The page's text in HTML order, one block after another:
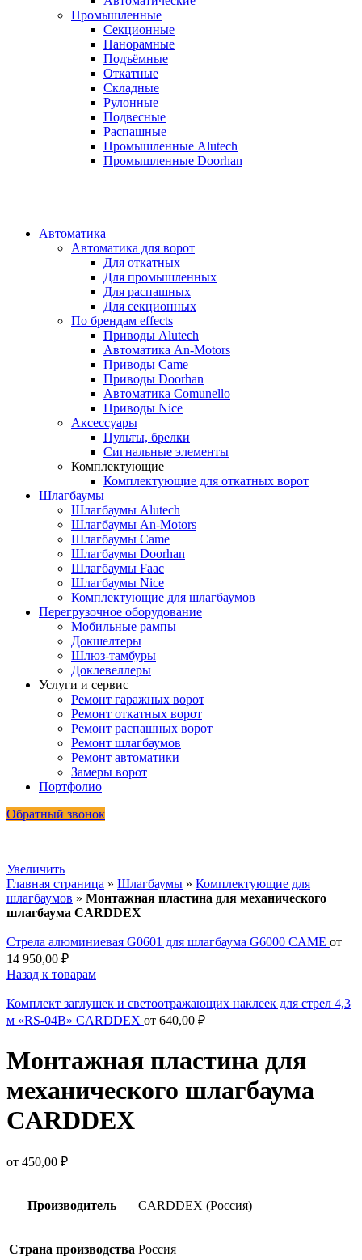
Промышленные
Секционные
Панорамные
Подъёмные
Откатные
Складные
Рулонные
Подвесные
Распашные
Промышленные Alutech
Промышленные Doorhan
Автоматика
Автоматика для ворот
Для откатных
Для промышленных
Для распашных
Для секционных
По брендам effects
Приводы Alutech
Автоматика An-Motors
Приводы Came
Приводы Doorhan
Автоматика Comunello
Приводы Nice
Аксессуары
Пульты, брелки
Сигнальные элементы
Комплектующие
Комплектующие для откатных ворот
Шлагбаумы
Шлагбаумы Alutech
Шлагбаумы An-Motors
Шлагбаумы Came
Шлагбаумы Doorhan
Шлагбаумы Faac
Шлагбаумы Nice
Комплектующие для шлагбаумов
Перегрузочное оборудование
Мобильные рампы
Докшелтеры
Шлюз-тамбуры
Доклевеллеры
Услуги и сервис
Ремонт гаражных ворот
Ремонт откатных ворот
Ремонт распашных ворот
Ремонт шлагбаумов
Ремонт автоматики
Замеры ворот
Портфолио
Обратный звонок
Увеличить
Главная страница » Шлагбаумы » Комплектующие для
шлагбаумов » Монтажная пластина для механического
шлагбаума CARDDEX
Стрела алюминиевая G0601 для шлагбаума G6000 CAME от
14 950,00 ₽
Назад к товарам
Комплект заглушек и светоотражающих наклеек для стрел 4,3
м «RS-04B» CARDDEX от 640,00 ₽
Монтажная пластина для
механического шлагбаума
CARDDEX
от 450,00 ₽
Производитель CARDDEX (Россия)
Страна производства Россия